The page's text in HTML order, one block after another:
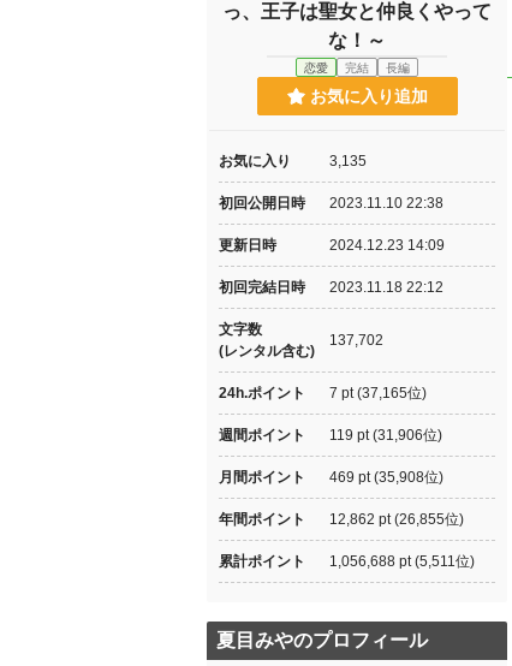
っ、王子は聖女と仲良くやって
な！～
恋愛 完結 長編
お気に入り追加
お気に入り 3,135
初回公開日時 2023.11.10 22:38
更新日時 2024.12.23 14:09
初回完結日時 2023.11.18 22:12
文字数
(レンタル含む)
137,702
24h.ポイント 7 pt (37,165位)
週間ポイント 119 pt (31,906位)
月間ポイント 469 pt (35,908位)
年間ポイント 12,862 pt (26,855位)
累計ポイント 1,056,688 pt (5,511位)
夏目みやのプロフィール